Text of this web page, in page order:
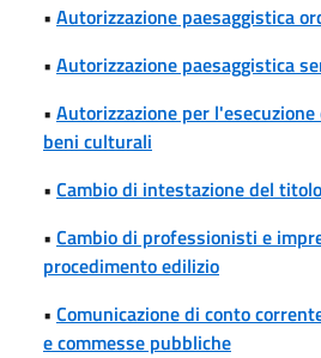
• Autorizzazione paesaggistica
• Autorizzazione paesaggistica
• Autorizzazione per
beni culturali
• Cambio di intestazione del
• Cambio di professionisti e
procedimento edilizio
• Comunicazione di conto
e commesse pubbliche